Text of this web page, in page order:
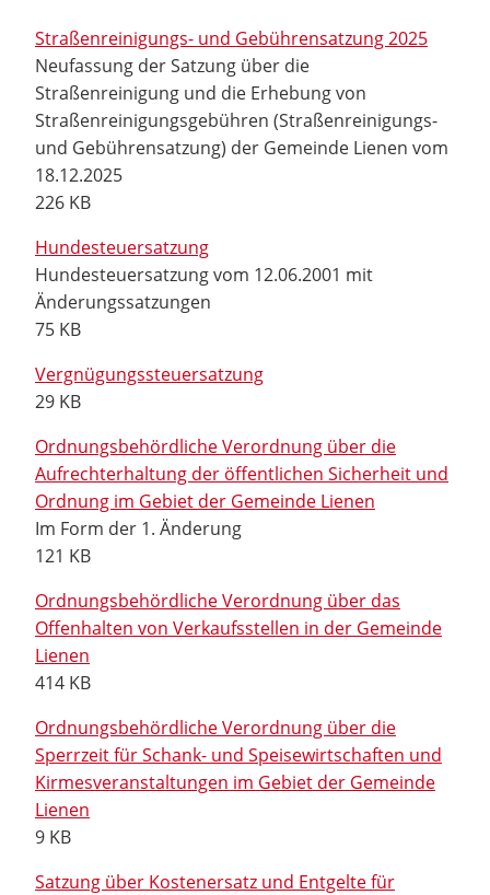
Straßenreinigungs- und Gebührensatzung 2025
Neufassung der Satzung über die
Straßenreinigung und die Erhebung von
Straßenreinigungsgebühren (Straßenreinigungs-
und Gebührensatzung) der Gemeinde Lienen vom
18.12.2025
226 KB
Hundesteuersatzung
Hundesteuersatzung vom 12.06.2001 mit
Änderungssatzungen
75 KB
Vergnügungssteuersatzung
29 KB
Ordnungsbehördliche Verordnung über die
Aufrechterhaltung der öffentlichen Sicherheit und
Ordnung im Gebiet der Gemeinde Lienen
Im Form der 1. Änderung
121 KB
Ordnungsbehördliche Verordnung über das
Offenhalten von Verkaufsstellen in der Gemeinde
Lienen
414 KB
Ordnungsbehördliche Verordnung über die
Sperrzeit für Schank- und Speisewirtschaften und
Kirmesveranstaltungen im Gebiet der Gemeinde
Lienen
9 KB
Satzung über Kostenersatz und Entgelte für